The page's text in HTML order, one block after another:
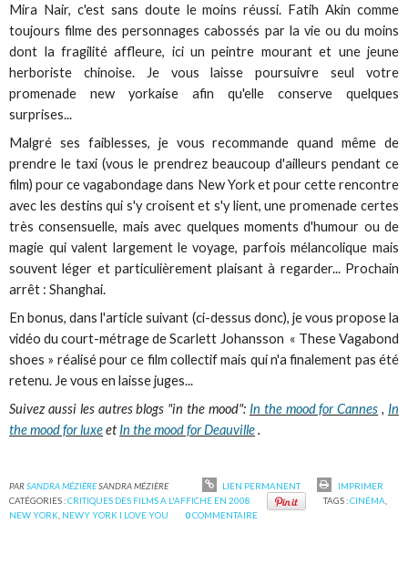
Mira Nair, c'est sans doute le moins réussi. Fatih Akin comme
toujours filme des personnages cabossés par la vie ou du moins
dont la fragilité affleure, ici un peintre mourant et une jeune
herboriste chinoise. Je vous laisse poursuivre seul votre
promenade new yorkaise afin qu'elle conserve quelques
surprises...
Malgré ses faiblesses, je vous recommande quand même de
prendre le taxi (vous le prendrez beaucoup d'ailleurs pendant ce
film) pour ce vagabondage dans New York et pour cette rencontre
avec les destins qui s'y croisent et s'y lient, une promenade certes
très consensuelle, mais avec quelques moments d'humour ou de
magie qui valent largement le voyage, parfois mélancolique mais
souvent léger et particulièrement plaisant à regarder... Prochain
arrêt : Shanghai.
En bonus, dans l'article suivant (ci-dessus donc), je vous propose la
vidéo du court-métrage de Scarlett Johansson « These Vagabond
shoes » réalisé pour ce film collectif mais qui n'a finalement pas été
retenu. Je vous en laisse juges...
Suivez aussi les autres blogs "in the mood": In the mood for Cannes , In
the mood for luxeet In the mood for Deauville.
PARSANDRA MÉZIÈRESANDRA MÉZIÈRE LIEN PERMANENT
IMPRIMER
CATÉGORIES :CRITIQUES DES FILMS A L'AFFICHE EN 2008 TAGS :CINÉMA
NEW YORK NEWY YORK I LOVE YOU 0COMMENTAIRE